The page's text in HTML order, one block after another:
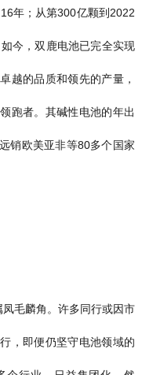
年；从第300亿颗到2022
今，双鹿电池已完全实现
越的品质和领先的产量，
跑者。其碱性电池的年出
销欧美亚非等80多个国家
毛麟角。许多同行或因市
，即便仍坚守电池领域的